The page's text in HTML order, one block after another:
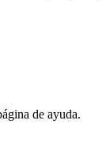
de ayuda.